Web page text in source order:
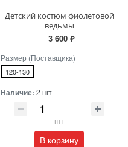
Детский костюм фиолетовой
ведьмы
3 600 ₽
Размер (Поставщика)
120-130
Наличие: 2 шт
шт
В корзину